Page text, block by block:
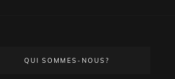
QUI SOMMES-NOUS?